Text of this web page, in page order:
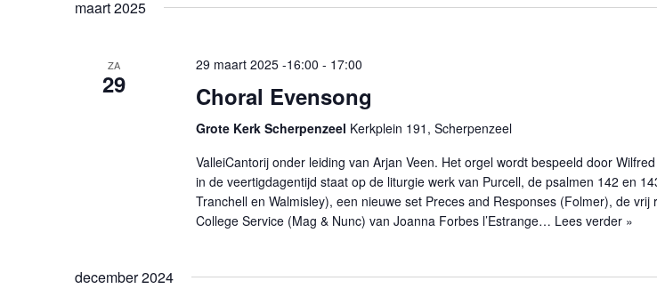
maart 2025
ZA
29
29 maart 2025 -16:00 - 17:00
Choral Evensong
Grote Kerk Scherpenzeel Kerkplein 191, Scherpenzeel
ValleiCantorij onder leiding van Arjan Veen. Het orgel wordt bespeeld door
in de veertigdagentijd staat op de liturgie werk van Purcell, de psalmen 142 en
Tranchell en Walmisley), een nieuwe set Preces and Responses (Folmer), de vrij
College Service (Mag & Nunc) van Joanna Forbes l’Estrange… Lees verder »
december 2024